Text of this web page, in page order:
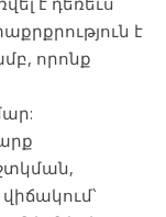
է
որոնք